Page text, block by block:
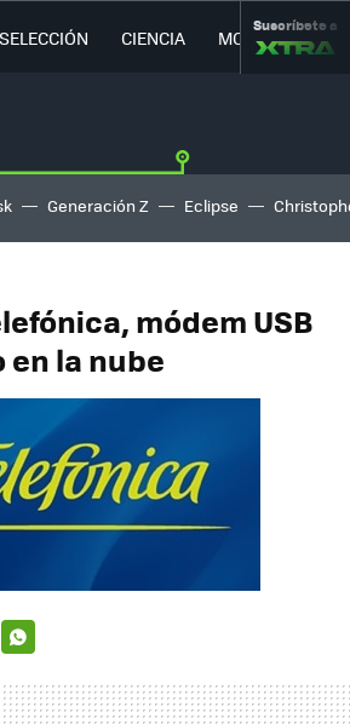
CIENCIA MOVILIDAD
Suscríbete a
Generación Z Eclipse
módem USB
la nube